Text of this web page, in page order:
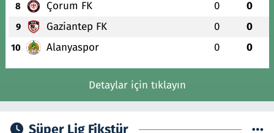
8 Çorum FK 0 0
9 Gaziantep FK 0 0
10 Alanyaspor 0 0
Detaylar için tıklayın
Süper Lig Fikstür